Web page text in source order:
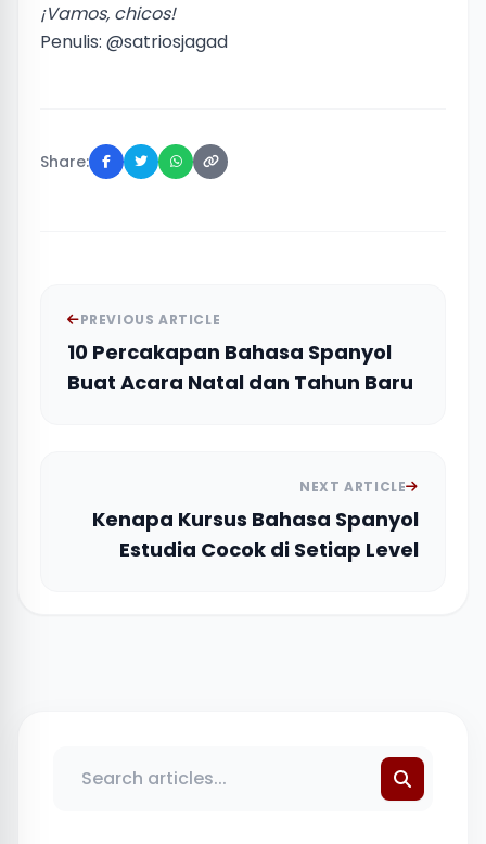
¡Vamos, chicos!
Penulis: @satriosjagad
Share:
PREVIOUS ARTICLE
10 Percakapan Bahasa Spanyol
Buat Acara Natal dan Tahun Baru
NEXT ARTICLE
Kenapa Kursus Bahasa Spanyol
Estudia Cocok di Setiap Level